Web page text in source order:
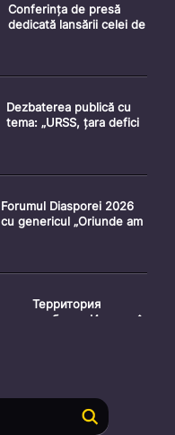
Conferința de presă
dedicată lansării celei de
Dezbaterea publică cu
tema: „URSS, țara defici
Forumul Diasporei 2026
cu genericul „Oriunde am
Территория
свободы. Испыта�
Conferință de presă
susținută de prim-